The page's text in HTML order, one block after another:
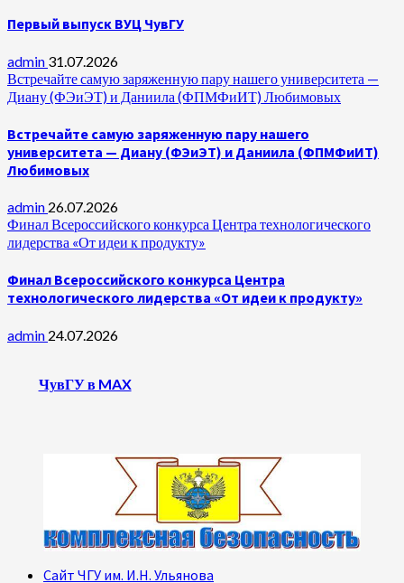
Первый выпуск ВУЦ ЧувГУ
admin 31.07.2026
Встречайте самую заряженную пару нашего университета —
Диану (ФЭиЭТ) и Даниила (ФПМФиИТ) Любимовых
Встречайте самую заряженную пару нашего
университета — Диану (ФЭиЭТ) и Даниила (ФПМФиИТ)
Любимовых
admin 26.07.2026
Финал Всероссийского конкурса Центра технологического
лидерства «От идеи к продукту»
Финал Всероссийского конкурса Центра
технологического лидерства «От идеи к продукту»
admin 24.07.2026
ЧувГУ в MAX
Сайт ЧГУ им. И.Н. Ульянова